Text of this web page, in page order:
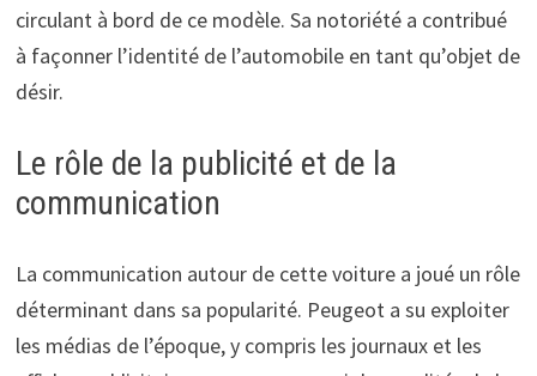
circulant à bord de ce modèle. Sa notoriété a contribué
à façonner l’identité de l’automobile en tant qu’objet de
désir.
Le rôle de la publicité et de la
communication
La communication autour de cette voiture a joué un rôle
déterminant dans sa popularité. Peugeot a su exploiter
les médias de l’époque, y compris les journaux et les